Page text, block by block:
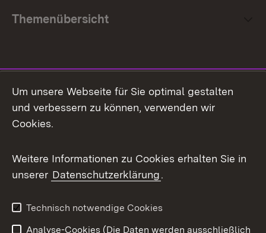
Themenübersicht
Facebook
X / Twitter
Youtube
Um unsere Webseite für Sie optimal gestalten
und verbessern zu können, verwenden wir
Cookies.
Weitere Informationen zu Cookies erhalten Sie in
unserer Datenschutzerklärung.
Technisch notwendige Cookies
Analyse-Cookies (Die Daten werden ausschließlich